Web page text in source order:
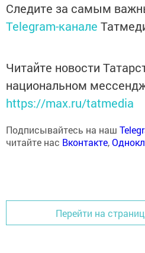
Следите за самым
Telegram-канале
Читайте новости
национальном
https://max.ru/tatmedia
Подписывайтесь на наш
читайте нас Вконтакте,
Перейти на